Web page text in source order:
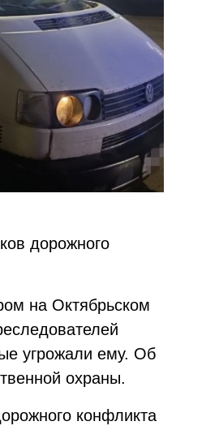
дорожного
на Октябрьском
угрожали ему. Об
охраны.
конфликта